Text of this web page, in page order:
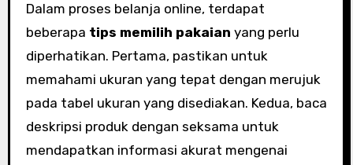
Dalam proses belanja online, terdapat
beberapa tips memilih pakaian yang perlu
diperhatikan. Pertama, pastikan untuk
memahami ukuran yang tepat dengan merujuk
pada tabel ukuran yang disediakan. Kedua, baca
deskripsi produk dengan seksama untuk
mendapatkan informasi akurat mengenai